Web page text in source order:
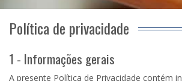
Política de privacidade
1 - Informações gerais
A presente Política de Privacidade contém